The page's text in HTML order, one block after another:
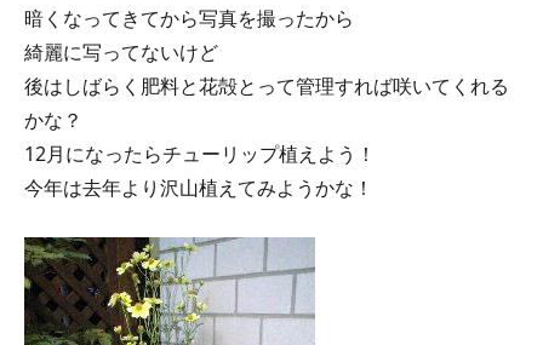
暗くなってきてから写真を撮ったから
綺麗に写ってないけど
後はしばらく肥料と花殻とって管理すれば咲いてくれる
かな？
12月になったらチューリップ植えよう！
今年は去年より沢山植えてみようかな！